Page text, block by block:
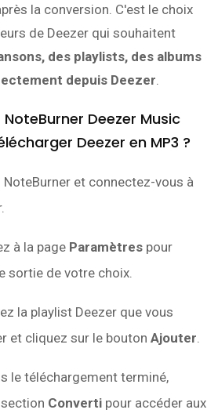
la conversion. C'est le choix
de Deezer qui souhaitent
des playlists, des albums
depuis Deezer
Deezer Music
Deezer en MP3 ?
NoteBurner et connectez-vous à
à la page Paramètres pour
sortie de votre choix.
la playlist Deezer que vous
et cliquez sur le bouton Ajouter
le téléchargement terminé,
Converti pour accéder aux